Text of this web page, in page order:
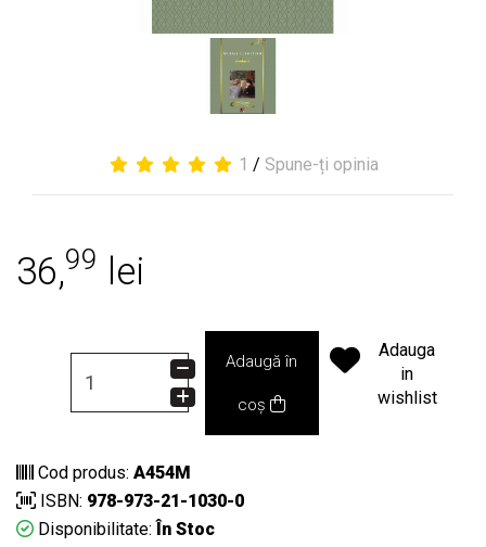
1 / Spune-ți opinia
36,99 lei
Adaugă în
coș
Adauga
in
wishlist
Cod produs: A454M
ISBN: 978-973-21-1030-0
Disponibilitate: În Stoc